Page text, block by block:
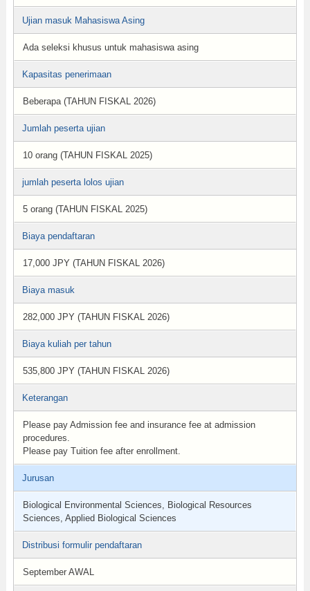
Ujian masuk Mahasiswa Asing
Ada seleksi khusus untuk mahasiswa asing
Kapasitas penerimaan
Beberapa (TAHUN FISKAL 2026)
Jumlah peserta ujian
10 orang (TAHUN FISKAL 2025)
jumlah peserta lolos ujian
5 orang (TAHUN FISKAL 2025)
Biaya pendaftaran
17,000 JPY (TAHUN FISKAL 2026)
Biaya masuk
282,000 JPY (TAHUN FISKAL 2026)
Biaya kuliah per tahun
535,800 JPY (TAHUN FISKAL 2026)
Keterangan
Please pay Admission fee and insurance fee at admission
procedures.
Please pay Tuition fee after enrollment.
Jurusan
Biological Environmental Sciences, Biological Resources
Sciences, Applied Biological Sciences
Distribusi formulir pendaftaran
September AWAL